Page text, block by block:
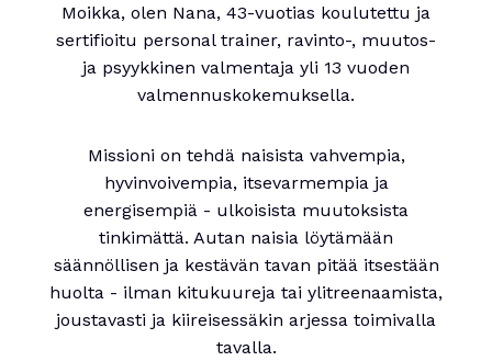
Moikka, olen Nana, 43-vuotias koulutettu ja
sertifioitu personal trainer, ravinto-, muutos-
ja psyykkinen valmentaja yli 13 vuoden
valmennuskokemuksella.
Missioni on tehdä naisista vahvempia,
hyvinvoivempia, itsevarmempia ja
energisempiä - ulkoisista muutoksista
tinkimättä. Autan naisia löytämään
säännöllisen ja kestävän tavan pitää itsestään
huolta - ilman kitukuureja tai ylitreenaamista,
joustavasti ja kiireisessäkin arjessa toimivalla
tavalla.